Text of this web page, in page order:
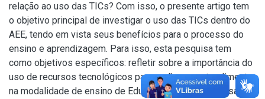
relação ao uso das TICs? Com isso, o presente artigo tem
o objetivo principal de investigar o uso das TICs dentro do
AEE, tendo em vista seus benefícios para o processo do
ensino e aprendizagem. Para isso, esta pesquisa tem
como objetivos específicos: refletir sobre a importância do
uso de recursos tecnológicos para melhorar o atendimento
na modalidade de ensino de Educação Especial; analisar o